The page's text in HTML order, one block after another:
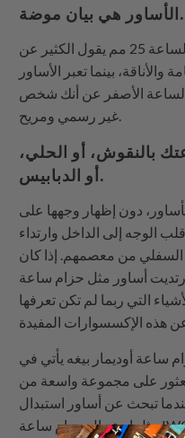
الأساور هي بيان موضة.
اختيار الشخص للأساور مثل حزام الساعة 25 مم يقول الكثير عن
والأناقة، بينما تعبر الأساور
الساعة الأصفر عن أنك شخص
غير رسمي ومريح.
بالنقوش، أو الحلي،
أو الدبابيس.
دون إظهار وجهها على
الوجه إلى الداخل وارتداء
الجانب السفلي من معصمهم. إذا كان
أساور مثل حزام ساعة
التي ربما لم تكن تعرفها
أوديمار بيغه يأتي في
على مجموعة واسعة من
عندما تبحث عن أساور استبدال
مثل استبدال حزام ساعة IWC. أول شيء يجب مراعاته هو لون